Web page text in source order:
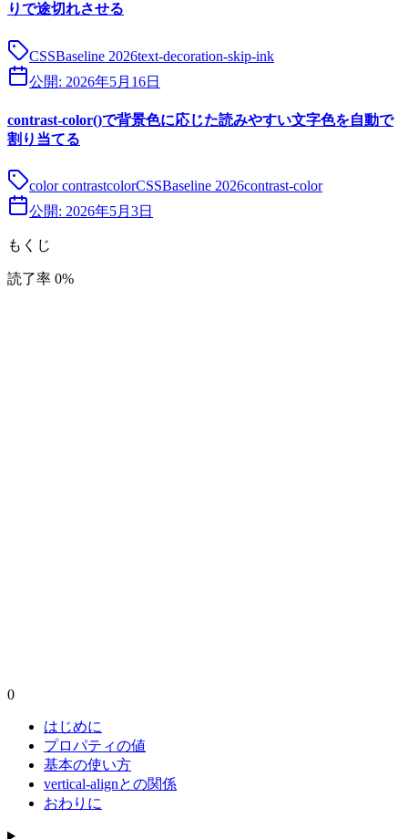
りで途切れさせる
CSSBaseline 2026text-decoration-skip-ink
公開: 2026年5月16日
contrast-color()で背景色に応じた読みやすい文字色を自動で
割り当てる
color contrastcolorCSSBaseline 2026contrast-color
公開: 2026年5月3日
もくじ
読了率 0%
0
はじめに
プロパティの値
基本の使い方
vertical-alignとの関係
おわりに